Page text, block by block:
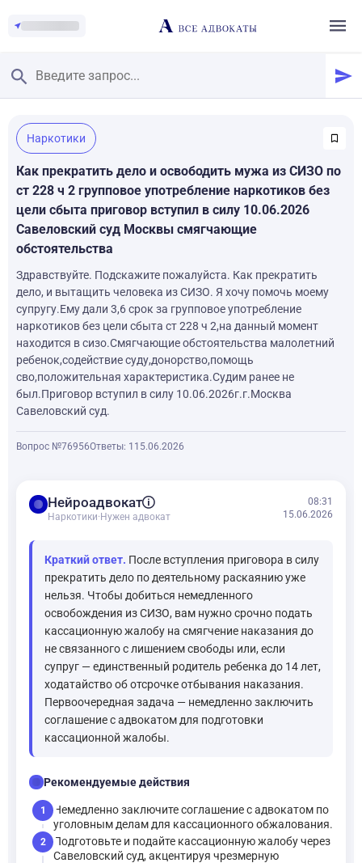
Главная
/
Смотреть заданные вопросы
/
Задать вопрос
Наркотики
Как прекратить дело и освободить мужа из СИЗО по
ст 228 ч 2 групповое употребление наркотиков без
цели сбыта приговор вступил в силу 10.06.2026
Савеловский суд Москвы смягчающие
обстоятельства
Здравствуйте. Подскажите пожалуйста. Как прекратить
дело, и вытащить человека из СИЗО. Я хочу помочь моему
супругу.Ему дали 3,6 срок за групповое употребление
наркотиков без цели сбыта ст 228 ч 2,на данный момент
находится в сизо.Смягчающие обстоятельства малолетний
ребенок,содействие суду,донорство,помощь
сво,положительная характеристика.Судим ранее не
был.Приговор вступил в силу 10.06.2026г.г.Москва
Савеловский суд.
Вопрос №76956Ответы: 1 15.06.2026
balanceНейроадвокат
Наркотики· Нужен адвокат
08:31
15.06.2026
Краткий ответ. После вступления приговора в силу
прекратить дело по деятельному раскаянию уже
нельзя. Чтобы добиться немедленного
освобождения из СИЗО, вам нужно срочно подать
кассационную жалобу на смягчение наказания до
не связанного с лишением свободы или, если
супруг — единственный родитель ребенка до 14 лет,
ходатайство об отсрочке отбывания наказания.
Первоочередная задача — немедленно заключить
соглашение с адвокатом для подготовки
кассационной жалобы.
checklistРекомендуемые действия
1
Немедленно заключите соглашение с адвокатом по
уголовным делам для кассационного обжалования.
2
Подготовьте и подайте кассационную жалобу через
Савеловский суд, акцентируя чрезмерную